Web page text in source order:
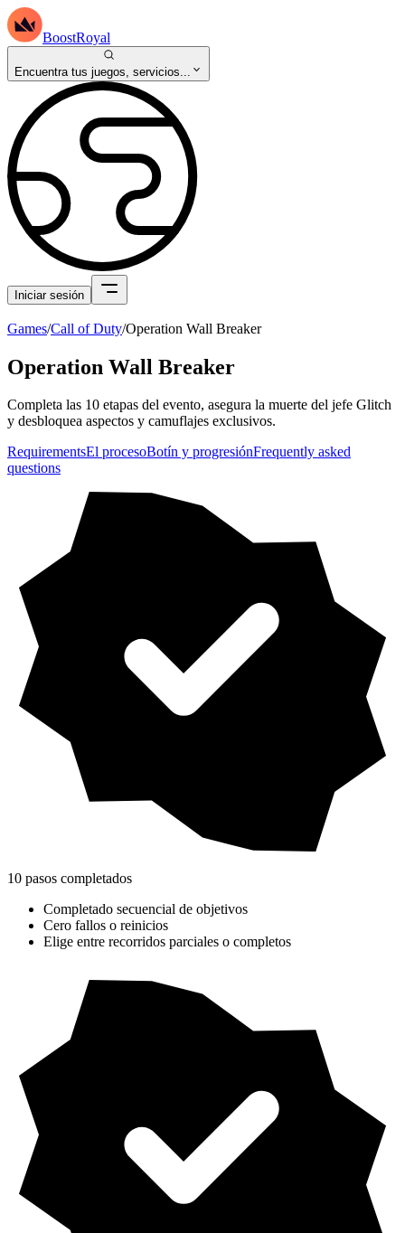
BoostRoyal
Encuentra tus juegos, servicios...
Iniciar sesión
Games/Call of Duty/Operation Wall Breaker
Operation Wall Breaker
Completa las 10 etapas del evento, asegura la muerte del jefe Glitch
y desbloquea aspectos y camuflajes exclusivos.
RequirementsEl procesoBotín y progresiónFrequently asked
questions
10 pasos completados
Completado secuencial de objetivos
Cero fallos o reinicios
Elige entre recorridos parciales o completos